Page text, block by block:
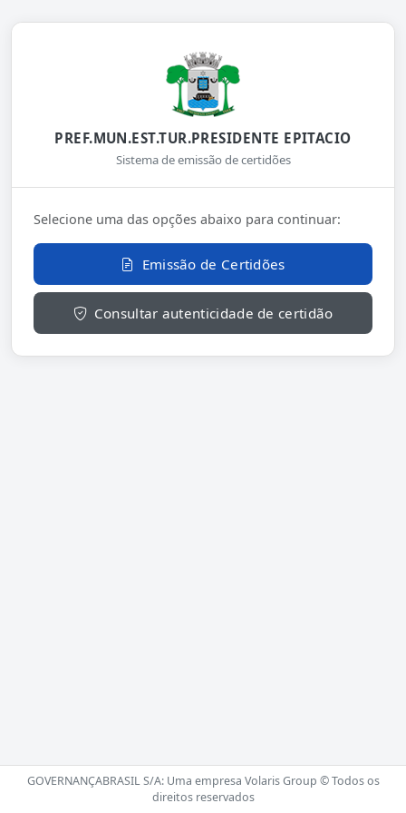
PREF.MUN.EST.TUR.PRESIDENTE EPITACIO
Sistema de emissão de certidões
Selecione uma das opções abaixo para continuar:
Emissão de Certidões
Consultar autenticidade de certidão
GOVERNANÇABRASIL S/A: Uma empresa Volaris Group © Todos os
direitos reservados